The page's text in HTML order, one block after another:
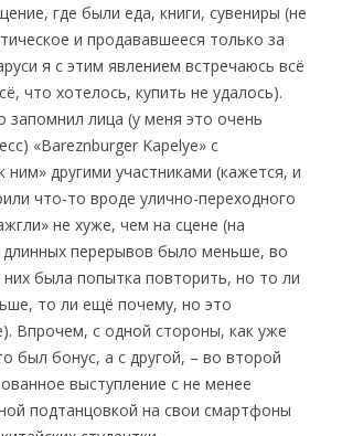
где были еда, книги, сувениры (не
и продававшееся только за
я с этим явлением встречаюсь всё
что хотелось, купить не удалось).
запомнил лица (у меня это очень
«Bareznburger Kapelye» с
ним» другими участниками (кажется, и
что-то вроде улично-переходного
не хуже, чем на сцене (на
перерывов было меньше, во
была попытка повторить, но то ли
то ли ещё почему, но это
Впрочем, с одной стороны, как уже
был бонус, а с другой, – во второй
выступление с не менее
подтанцовкой на свои смартфоны